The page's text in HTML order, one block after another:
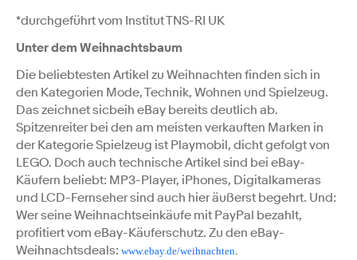
*durchgeführt vom Institut TNS-RI UK
Unter dem Weihnachtsbaum
Die beliebtesten Artikel zu Weihnachten finden sich in
den Kategorien Mode, Technik, Wohnen und Spielzeug.
Das zeichnet sicbeih eBay bereits deutlich ab.
Spitzenreiter bei den am meisten verkauften Marken in
der Kategorie Spielzeug ist Playmobil, dicht gefolgt von
LEGO. Doch auch technische Artikel sind bei eBay-
Käufern beliebt: MP3-Player, iPhones, Digitalkameras
und LCD-Fernseher sind auch hier äußerst begehrt. Und:
Wer seine Weihnachtseinkäufe mit PayPal bezahlt,
profitiert vom eBay-Käuferschutz. Zu den eBay-
Weihnachtsdeals: www.ebay.de/weihnachten.